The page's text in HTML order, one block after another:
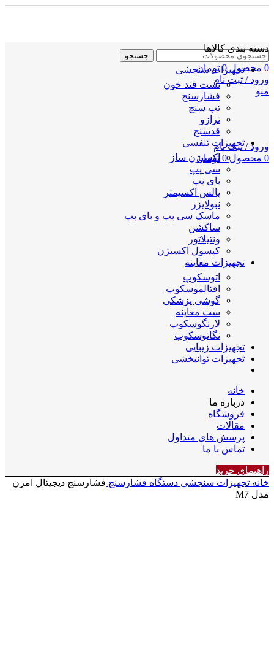
جستجو
0 محصول 0 تومان
ورود / ثبت نام
منو
ورود / ثبت نام
0 محصول 0 تومان
دسته بندی کالاها
تجهیزات سنجشی
تست قند خون
فشارسنج
تب سنج
ترازو
قدسنج
تجهیزات تنفسی
اکسیژن ساز
سی پپ
بای پپ
پالس اکسیمتر
نبولایزر
ماسک سی پپ و بای پپ
ساکشن
ونتیلاتور
کپسول اکسیژن
تجهیزات معاینه
اتوسکوپ
افتالموسکوپ
گوشی پزشکی
ست معاینه
لارنگوسکوپ
نگاتوسکوپ
تجهیزات زیبایی
تجهیزات توانبخشی
خانه
درباره ما
فروشگاه
مقالات
پرسش های متداول
تماس با ما
راهنمای خرید
خانه تجهیزات سنجشی دستگاه فشارسنج فشارسنج دیجیتال امرن
مدل M7